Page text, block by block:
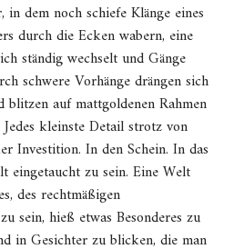
dem noch schiefe Klänge eines
durch die Ecken wabern, eine
ständig wechselt und Gänge
schwere Vorhänge drängen sich
auf mattgoldenen Rahmen
kleinste Detail strotz von
Investition. In den Schein. In das
eingetaucht zu sein. Eine Welt
des rechtmäßigen
sein, hieß etwas Besonderes zu
in Gesichter zu blicken, die man